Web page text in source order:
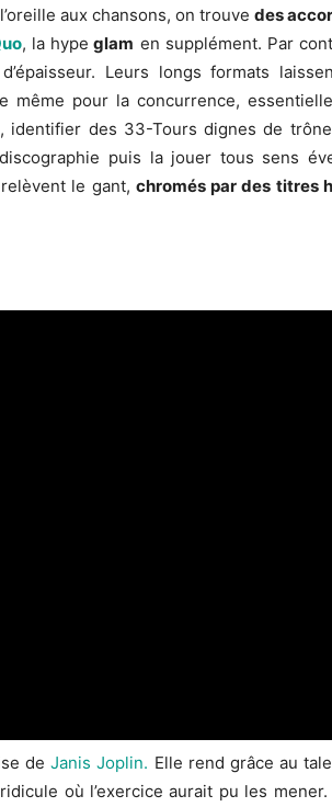
aux chansons, on trouve des
, la hype glam en supplément. Par
Leurs longs formats
pour la concurrence,
identifier des 33-Tours dignes de
puis la jouer tous sens
le gant, chromés par des titres
deJanis Joplin. Elle rend grâce au
où l’exercice aurait pu les mener.